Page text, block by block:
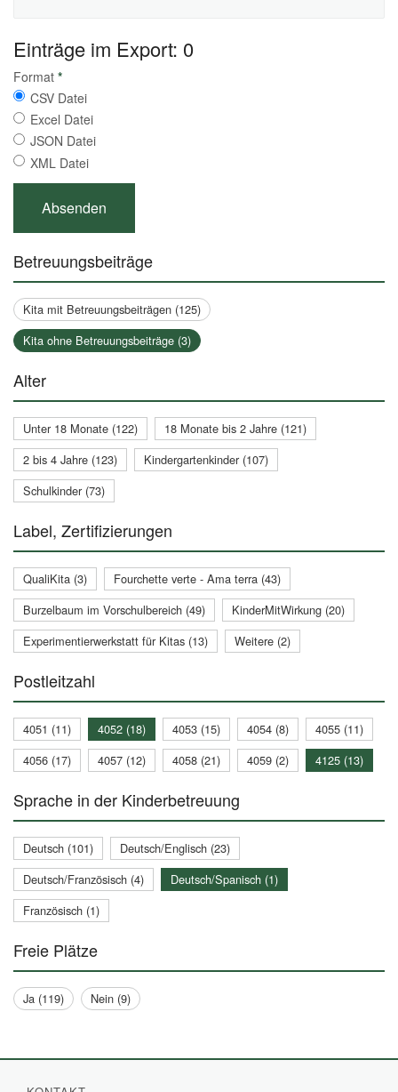
Einträge im Export: 0
Format *
CSV Datei
Excel Datei
JSON Datei
XML Datei
Betreuungsbeiträge
Kita mit Betreuungsbeiträgen (125)
Kita ohne Betreuungsbeiträge (3)
Alter
Unter 18 Monate (122)
18 Monate bis 2 Jahre (121)
2 bis 4 Jahre (123)
Kindergartenkinder (107)
Schulkinder (73)
Label, Zertifizierungen
QualiKita (3)
Fourchette verte - Ama terra (43)
Burzelbaum im Vorschulbereich (49)
KinderMitWirkung (20)
Experimentierwerkstatt für Kitas (13)
Weitere (2)
Postleitzahl
4051 (11) 4052 (18) 4053 (15) 4054 (8)
4055 (11)
4056 (17)
4057 (12) 4058 (21) 4059 (2) 4125 (13)
Sprache in der Kinderbetreuung
Deutsch (101)
Deutsch/Englisch (23)
Deutsch/Französisch (4)
Deutsch/Spanisch (1)
Französisch (1)
Freie Plätze
Ja (119) Nein (9)